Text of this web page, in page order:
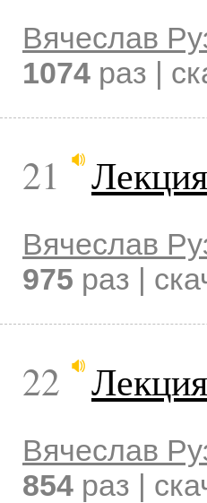
Вячеслав
1074 раз |
21
Вячеслав
975 раз |
22
Вячеслав
854 раз |